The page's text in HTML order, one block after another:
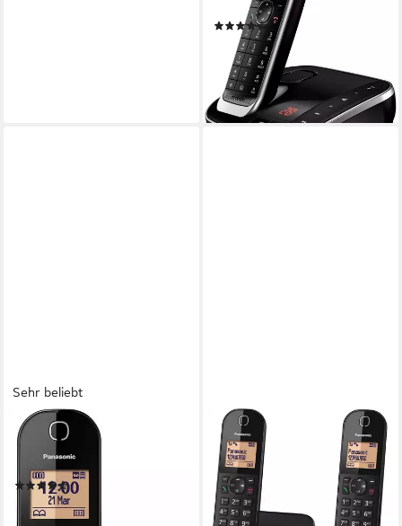
Weckfunktion, Freisprechen)
(940)
64,99 €
(1,30 €/ 1 Stk)
lieferbar - in 4-5 Werktagen bei dir
Sehr beliebt
PANASONIC
DECT-Telefon (Mobilteile: 1)
(72)
36,99 €
lieferbar - in 4-5 Werktagen bei dir